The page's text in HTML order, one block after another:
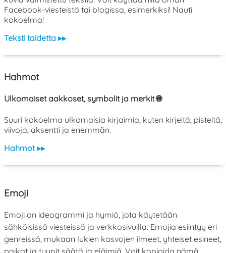
Facebook-viesteistä tai blogissa, esimerkiksi! Nauti
kokoelma!
Teksti taidetta ▸▸
Hahmot
Ulkomaiset aakkoset, symbolit ja merkit 🌐
Suuri kokoelma ulkomaisia kirjaimia, kuten kirjeitä, pisteitä,
viivoja, aksentti ja enemmän.
Hahmot ▸▸
Emoji
Emoji on ideogrammi ja hymiö, jota käytetään
sähköisissä viesteissä ja verkkosivuilla. Emojia esiintyy eri
genreissä, mukaan lukien kasvojen ilmeet, yhteiset esineet,
paikat ja tyypit säätä ja eläimiä. Voit kopioida nämä